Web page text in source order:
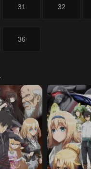
與重要家人分開的梅茵並
31 32
36